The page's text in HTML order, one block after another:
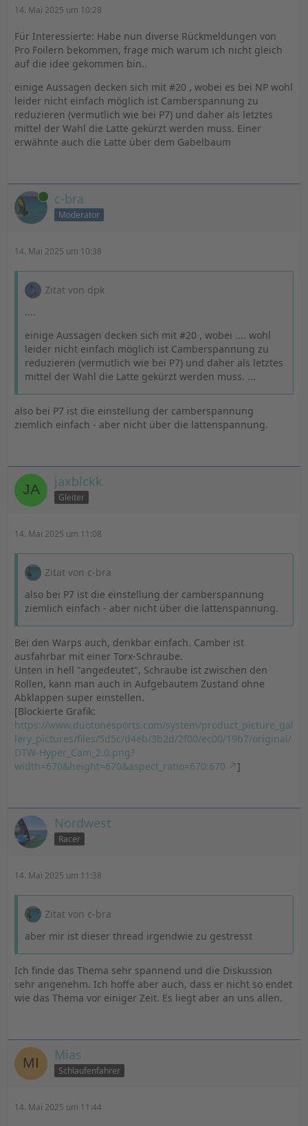
14. Mai 2025 um 10:28
Für Interessierte: Habe nun diverse Rückmeldungen von
Pro Foilern bekommen, frage mich warum ich nicht gleich
auf die idee gekommen bin..
einige Aussagen decken sich mit #20 , wobei es bei NP wohl
leider nicht einfach möglich ist Camberspannung zu
reduzieren (vermutlich wie bei P7) und daher als letztes
mittel der Wahl die Latte gekürzt werden muss. Einer
erwähnte auch die Latte über dem Gabelbaum
Online c-bra
Moderator
14. Mai 2025 um 10:38
Zitat von dpk
....
einige Aussagen decken sich mit #20 , wobei .... wohl
leider nicht einfach möglich ist Camberspannung zu
reduzieren (vermutlich wie bei P7) und daher als letztes
mittel der Wahl die Latte gekürzt werden muss. ...
also bei P7 ist die einstellung der camberspannung
ziemlich einfach - aber nicht über die lattenspannung.
jaxblckk
Gleiter
14. Mai 2025 um 11:08
Zitat von c-bra
also bei P7 ist die einstellung der camberspannung
ziemlich einfach - aber nicht über die lattenspannung.
Bei den Warps auch, denkbar einfach. Camber ist
ausfahrbar mit einer Torx-Schraube.
Unten in hell "angedeutet", Schraube ist zwischen den
Rollen, kann man auch in Aufgebautem Zustand ohne
Abklappen super einstellen.
[Blockierte Grafik:
https://www.duotonesports.com/system/product_picture_gal
lery_pictures/files/5d5c/d4eb/3b2d/2f00/ec00/19b7/original/
DTW-Hyper_Cam_2.0.png?
width=670&height=670&aspect_ratio=670:670
]
Nordwest
Racer
14. Mai 2025 um 11:38
Zitat von c-bra
aber mir ist dieser thread irgendwie zu gestresst
Ich finde das Thema sehr spannend und die Diskussion
sehr angenehm. Ich hoffe aber auch, dass er nicht so endet
wie das Thema vor einiger Zeit. Es liegt aber an uns allen.
Mias
Schlaufenfahrer
14. Mai 2025 um 11:44